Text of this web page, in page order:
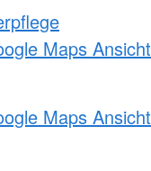
Maps Ansicht
Maps Ansicht